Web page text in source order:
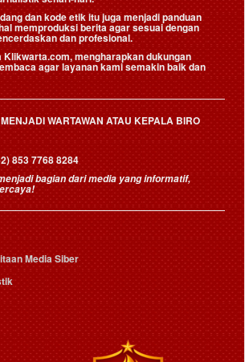
dan kode etik itu juga menjadi panduan
memproduksi berita agar sesuai dengan
dan profesional.
Klikwarta.com, mengharapkan dukungan
agar layanan kami semakin baik dan
WARTAWAN ATAU KEPALA BIRO
853 7768 8284
bagian dari media yang informatif,
Media Siber